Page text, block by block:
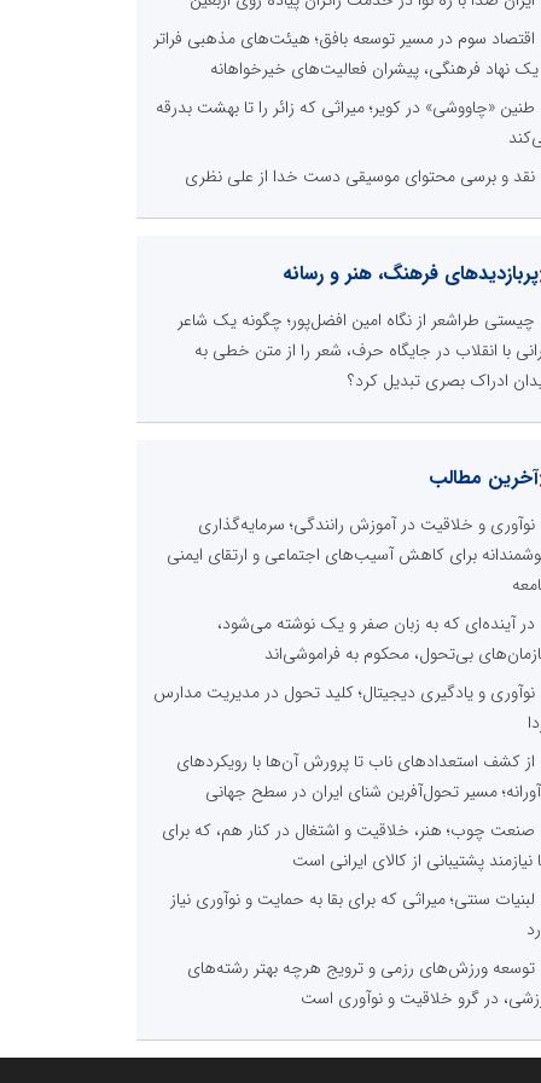
اقتصاد سوم در مسیر توسعه بافق؛ هیئت‌های مذهبی فراتر
یک نهاد فرهنگی، پیشران فعالیت‌های خیرخواهانه
طنین «چاووشی» در کویر؛ میراثی که زائر را تا بهشت بدرقه
نقد و برسی محتوای موسیقی دست خدا از علی نظری
پربازدیدهای فرهنگ، هنر و رسانه
چیستی طراشعر از نگاه امین افضل‌پور؛ چگونه یک شاعر
با انقلاب در جایگاه حرف، شعر را از متن خطی به
ادراک بصری تبدیل کرد؟
آخرین مطالب
نوآوری و خلاقیت در آموزش رانندگی؛ سرمایه‌گذاری
برای کاهش آسیب‌های اجتماعی و ارتقای ایمنی
در آینده‌ای که به زبان صفر و یک نوشته می‌شود،
بی‌تحول، محکوم به فراموشی‌اند
نوآوری و یادگیری دیجیتال؛ کلید تحول در مدیریت مدارس
از کشف استعدادهای ناب تا پرورش آن‌ها با رویکردهای
مسیر تحول‌آفرین شنای ایران در سطح جهانی
صنعت چوب؛ هنر، خلاقیت و اشتغال در کنار هم، که برای
نیازمند پشتیبانی از کالای ایرانی است
لبنیات سنتی؛ میراثی که برای بقا به حمایت و نوآوری نیاز
توسعه ورزش‌های رزمی و ترویج هرچه بهتر رشته‌های
در گرو خلاقیت و نوآوری است